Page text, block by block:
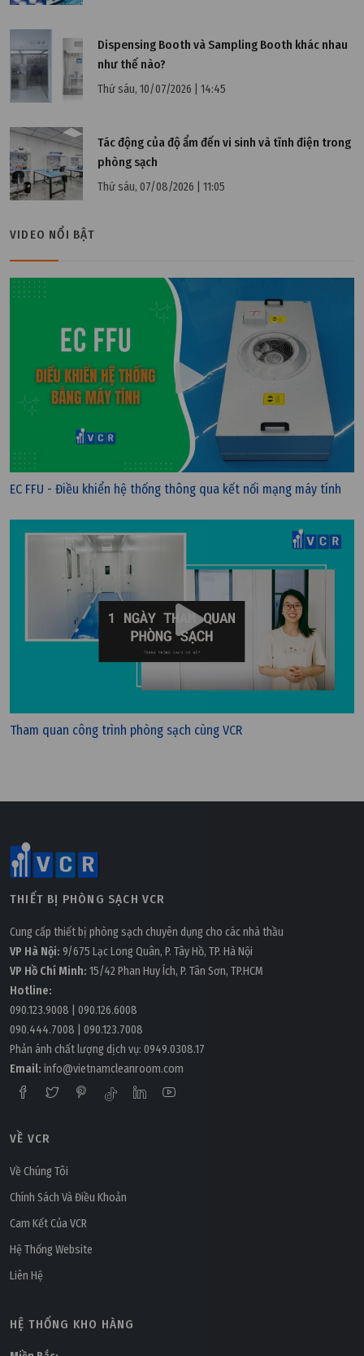
Thứ bảy, 28/03/2026 | 10:55
Giải pháp cải tạo hệ thống HVAC mà không dừng
Đánh giá hiện trạng phòng sạch trước khi cải tạo
Quản lý rủi ro khi thi công phòng sạch trong môi
trường đang sản xuất
Thứ bảy, 21/03/2026 | 10:43
Vì sao phòng sạch bán dẫn yêu cầu kiểm soát hạt
nghiêm ngặt hơn dược phẩm?
Dispensing Booth và Sampling Booth khác nhau
như thế nào?
Thứ sáu, 10/07/2026 | 14:45
Tác động của độ ẩm đến vi sinh và tĩnh điện trong
phòng sạch
Thứ sáu, 07/08/2026 | 11:05
VIDEO NỔI BẬT
EC FFU - Điều khiển hệ thống thông qua kết nối mạng máy tính
Tham quan công trình phòng sạch cùng VCR
THIẾT BỊ PHÒNG SẠCH VCR
Cung cấp thiết bị phòng sạch chuyên dụng cho các nhà thầu
VP Hà Nội: 9/675 Lạc Long Quân, P. Tây Hồ, TP. Hà Nội
VP Hồ Chí Minh: 15/42 Phan Huy Ích, P. Tân Sơn, TP.HCM
Hotline:
090.123.9008
090.126.6008
090.444.7008
090.123.7008
Phản ánh chất lượng dịch vụ: 0949.0308.17
Email: info@vietnamcleanroom.com
VỀ VCR
Về Chúng Tôi
Chính Sách Và Điều Khoản
Cam Kết Của VCR
Hệ Thống Website
Liên Hệ
HỆ THỐNG KHO HÀNG